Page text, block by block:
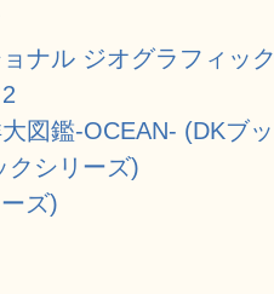
ナル ジオグラフィッ
図鑑-OCEAN- (DKブ
クシリーズ)
ズ)